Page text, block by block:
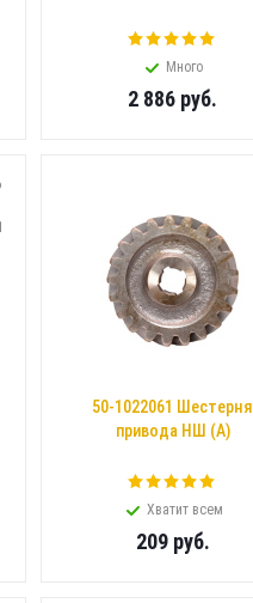
Много
2 886 руб.
50-1022061 Шестерня
привода НШ (А)
Хватит всем
209руб.